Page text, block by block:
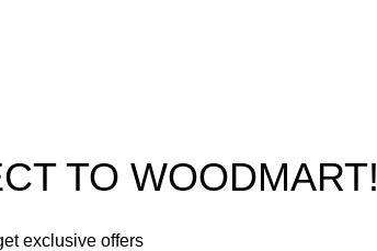
TO WOODMART!
exclusive offers